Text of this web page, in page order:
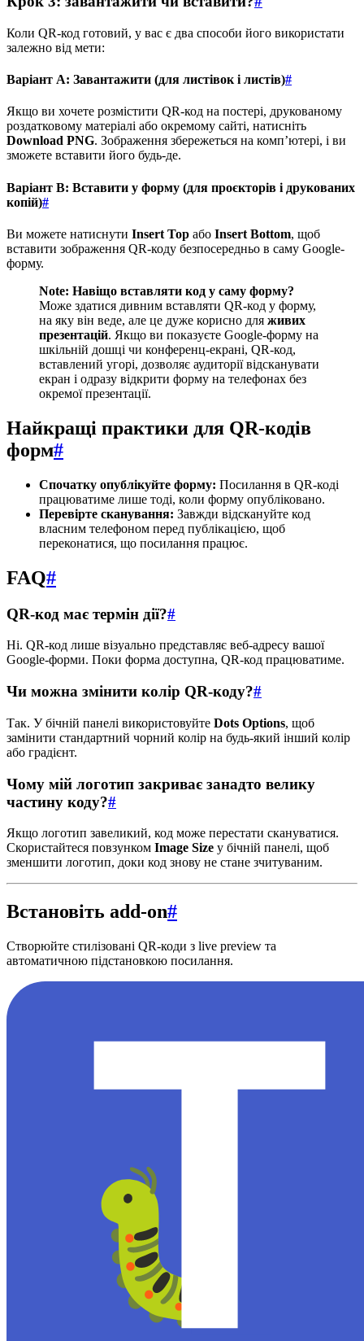
Коли QR-код готовий, у вас є два способи його використати
залежно від мети:
Варіант A: Завантажити (для листівок і листів)#
Якщо ви хочете розмістити QR-код на постері, друкованому
роздатковому матеріалі або окремому сайті, натисніть
Download PNG. Зображення збережеться на комп’ютері, і ви
зможете вставити його будь-де.
Варіант B: Вставити у форму (для проєкторів і друкованих
копій)#
Ви можете натиснути Insert Top або Insert Bottom, щоб
вставити зображення QR-коду безпосередньо в саму Google-
форму.
Note: Навіщо вставляти код у саму форму?
Може здатися дивним вставляти QR-код у форму,
на яку він веде, але це дуже корисно для живих
презентацій. Якщо ви показуєте Google-форму на
шкільній дошці чи конференц-екрані, QR-код,
вставлений угорі, дозволяє аудиторії відсканувати
екран і одразу відкрити форму на телефонах без
окремої презентації.
Найкращі практики для QR-кодів
форм#
Спочатку опублікуйте форму: Посилання в QR-коді
працюватиме лише тоді, коли форму опубліковано.
Перевірте сканування: Завжди відскануйте код
власним телефоном перед публікацією, щоб
переконатися, що посилання працює.
FAQ#
QR-код має термін дії?#
Ні. QR-код лише візуально представляє веб-адресу вашої
Google-форми. Поки форма доступна, QR-код працюватиме.
Чи можна змінити колір QR-коду?#
Так. У бічній панелі використовуйте Dots Options, щоб
замінити стандартний чорний колір на будь-який інший колір
або градієнт.
Чому мій логотип закриває занадто велику
частину коду?#
Якщо логотип завеликий, код може перестати скануватися.
Скористайтеся повзунком Image Size у бічній панелі, щоб
зменшити логотип, доки код знову не стане зчитуваним.
Встановіть add-on#
Створюйте стилізовані QR-коди з live preview та
автоматичною підстановкою посилання.